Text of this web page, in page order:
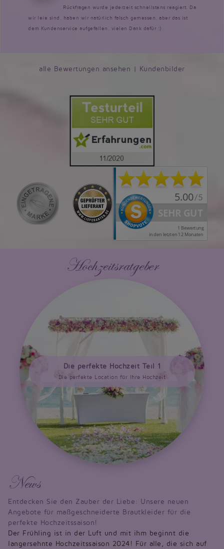
Rückfragen wurde jederzeit schnellstens reagiert. Da
wir leie sind, haben wir natürlich falsch gemessen, aber das ist
dem Kundenservice aufgefallen, vielen Dank dafür :)
alle Bewertungen ansehen | Kundenbilder
Hochzeitsratgeber
Die perfekte Hochzeit Teil 1
Die perfekte Location für Ihre Hochzeit
News
Entdecken Sie den Zauber der Liebe: Unsere neuen
Angebote für maßgeschneiderte Brautkleider für die
perfekte Hochzeitssaison!
Der Frühling ist in der Luft und mit ihm beginnt die
langersehnte Hochzeitssaison 2024! Für alle, die sich auf